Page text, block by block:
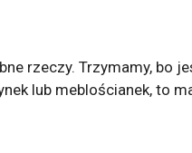
rzeczy. Trzymamy, bo
lub meblościanek, to